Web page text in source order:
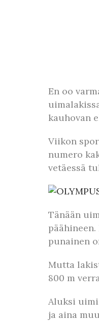
En oo
kauhovan
Viikon
numero
vetäessä
Tänään
punainen
Mutta
800 m
Aluksi
ja aina